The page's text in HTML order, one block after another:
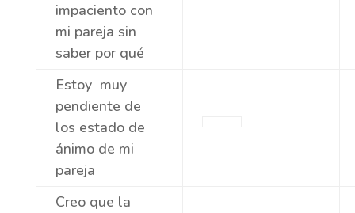
impaciento con
mi pareja sin
saber por qué
Estoy muy
pendiente de
los estado de
ánimo de mi
pareja
Creo que la